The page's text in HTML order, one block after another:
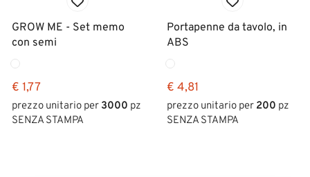
GROW ME - Set memo
con semi
€ 1,77
prezzo unitario per3000 pz
SENZA STAMPA
Portapenne da tavolo, in
ABS
€ 4,81
prezzo unitario per200 pz
SENZA STAMPA